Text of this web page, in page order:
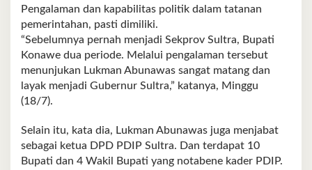
Pengalaman dan kapabilitas politik dalam tatanan
pemerintahan, pasti dimiliki.
“Sebelumnya pernah menjadi Sekprov Sultra, Bupati
Konawe dua periode. Melalui pengalaman tersebut
menunjukan Lukman Abunawas sangat matang dan
layak menjadi Gubernur Sultra,” katanya, Minggu
(18/7).
Selain itu, kata dia, Lukman Abunawas juga menjabat
sebagai ketua DPD PDIP Sultra. Dan terdapat 10
Bupati dan 4 Wakil Bupati yang notabene kader PDIP.